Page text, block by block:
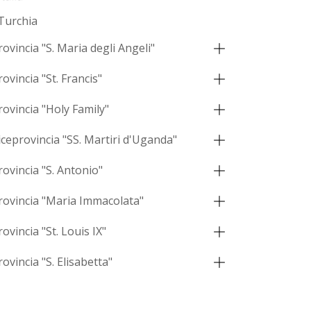
"S. Maria degli Angeli"
"St. Francis"
"Holy Family"
"SS. Martiri d'Uganda"
"S. Antonio"
"Maria Immacolata"
"St. Louis IX"
"S. Elisabetta"